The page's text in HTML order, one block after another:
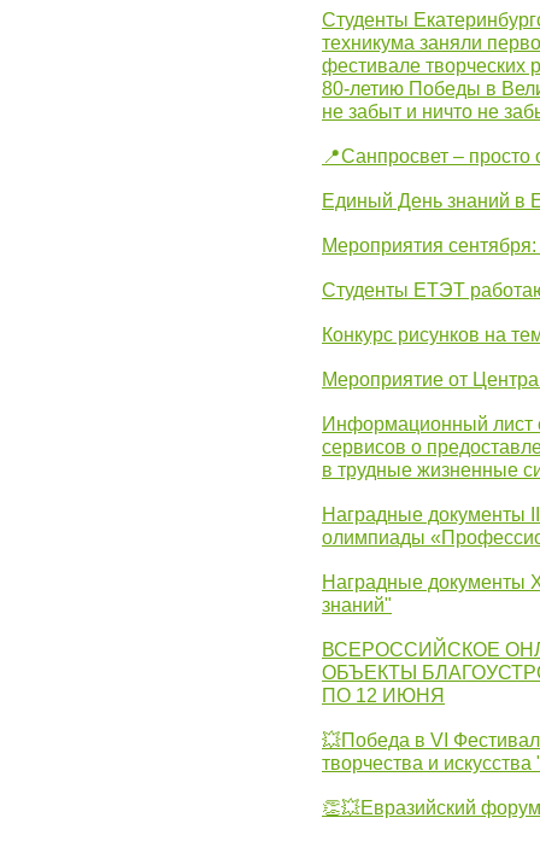
Студенты
техникума заняли
фестивале
80-летию Победы в
не забыт и ничто не
📍Санпросвет –
Единый День знаний в
Мероприятия
Студенты ЕТЭТ
Конкурс рисунков на
Мероприятие от
Информационный лист
сервисов о
в трудные жизненные
Наградные документы
олимпиады
Наградные документы
знаний"
ВСЕРОССИЙСКОЕ
ОБЪЕКТЫ
ПО 12 ИЮНЯ
💥Победа в VI
творчества и
👏💥Евразийский форум